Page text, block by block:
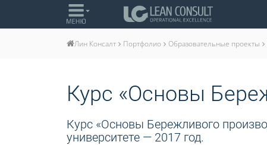
Лин Консалт Портфолио Образовательные проекты
Курс «Основы
Курс «Основы Бережливого
университете — 2017 год.